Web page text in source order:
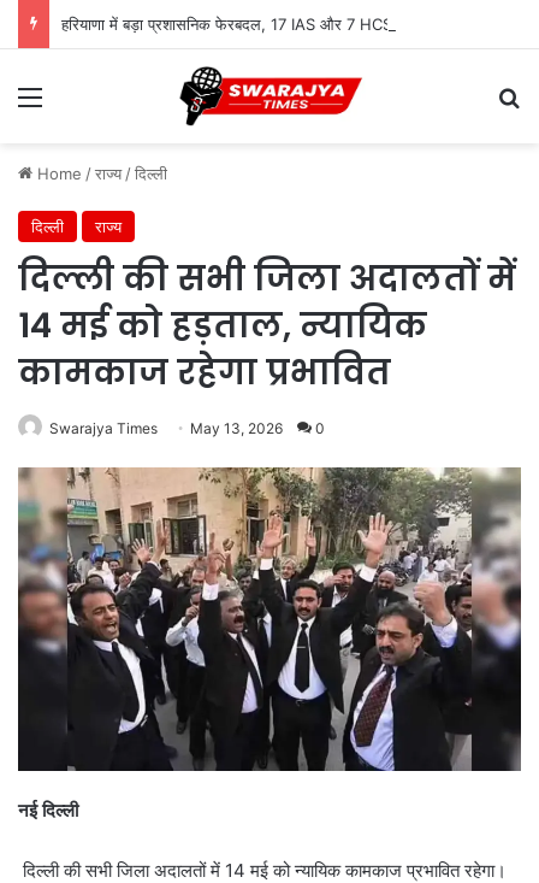
Menu
Home /राज्य /दिल्ली
दिल्ली राज्य
दिल्ली की सभी जिला अदालतों में
14 मई को हड़ताल, न्यायिक
कामकाज रहेगा प्रभावित
Swarajya Times May 13, 2026 0
नई दिल्ली
दिल्ली की सभी जिला अदालतों में 14 मई को न्यायिक कामकाज प्रभावित रहेगा।